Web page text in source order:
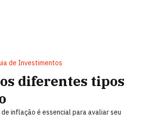
de Investimentos
diferentes tipos
inflação é essencial para avaliar seu